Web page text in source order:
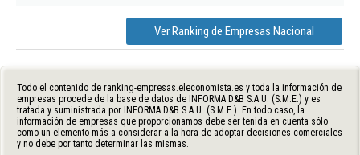
Ver Ranking de Empresas Nacional
Todo el contenido de ranking-empresas.eleconomista.es y toda la información de
empresas procede de la base de datos de INFORMA D&B S.A.U. (S.M.E.) y es
tratada y suministrada por INFORMA D&B S.A.U. (S.M.E.). En todo caso, la
información de empresas que proporcionamos debe ser tenida en cuenta sólo
como un elemento más a considerar a la hora de adoptar decisiones comerciales
y no debe por tanto determinar las mismas.